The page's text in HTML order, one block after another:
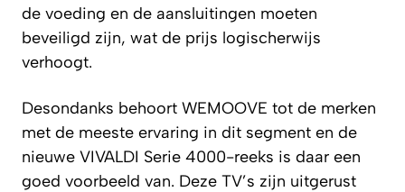
de voeding en de aansluitingen moeten
beveiligd zijn, wat de prijs logischerwijs
verhoogt.
Desondanks behoort WEMOOVE tot de merken
met de meeste ervaring in dit segment en de
nieuwe VIVALDI Serie 4000-reeks is daar een
goed voorbeeld van. Deze TV’s zijn uitgerust